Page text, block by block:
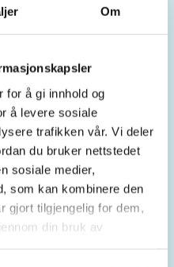
Om
for å gi innhold og
å levere sosiale
trafikken vår. Vi deler
du bruker nettstedet
sosiale medier,
som kan kombinere den
gjort tilgjengelig for dem,
din bruk av
handler om tre
er bra både for
vi frisk luft, dagslys og
og små samtaler
Vi går som
hverandre.
å komme seg ut,
og delta i et positivt
i hverdagen.